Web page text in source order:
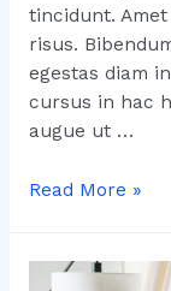
tincidunt.
risus.
egestas diam
cursus in hac
augue ut …
Lorem
Read More »